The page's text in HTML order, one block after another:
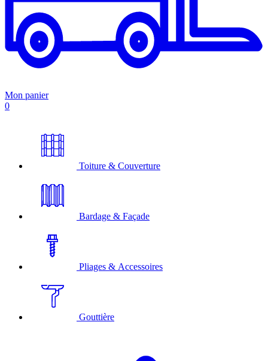
Mon panier
0
Toiture & Couverture
Bardage & Façade
Pliages & Accessoires
Gouttière